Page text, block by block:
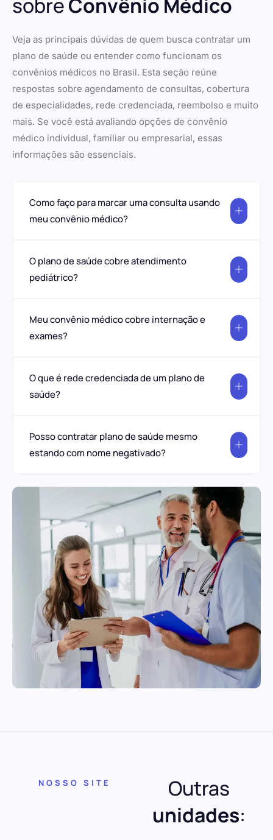
sobreConvênio Médico
Veja as principais dúvidas de quem busca contratar um
plano de saúde ou entender como funcionam os
convênios médicos no Brasil. Esta seção reúne
respostas sobre agendamento de consultas, cobertura
de especialidades, rede credenciada, reembolso e muito
mais. Se você está avaliando opções de convênio
médico individual, familiar ou empresarial, essas
informações são essenciais.
Como faço para marcar uma consulta usando
meu convênio médico?
O plano de saúde cobre atendimento
pediátrico?
Meu convênio médico cobre internação e
exames?
O que é rede credenciada de um plano de
saúde?
Posso contratar plano de saúde mesmo
estando com nome negativado?
NOSSO SITE
Outras
unidades: